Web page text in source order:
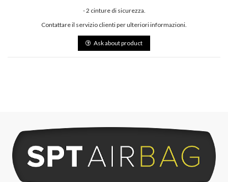
- 2 cinture di sicurezza.
Contattare il servizio clienti per ulteriori informazioni.
Ask about product